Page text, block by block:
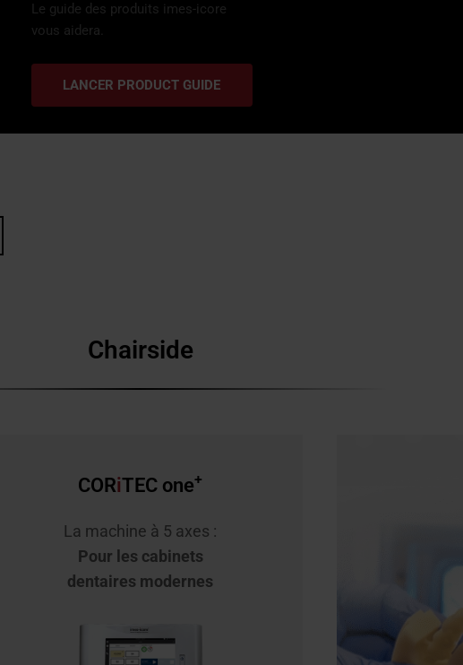
Le guide des produits imes-icore
vous aidera.
LANCER PRODUCT GUIDE
Chairside
CORiTEC one+
La machine à 5 axes :
Pour les cabinets
dentaires modernes